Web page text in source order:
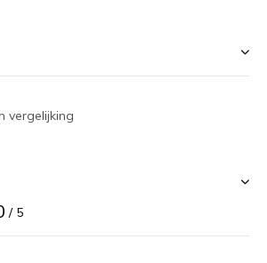
vergelijking
/ 5